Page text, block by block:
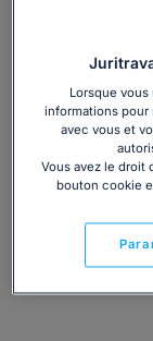
Vous
Lorsque
informations pour
avec vous et
Vous avez le droit
bouton cookie